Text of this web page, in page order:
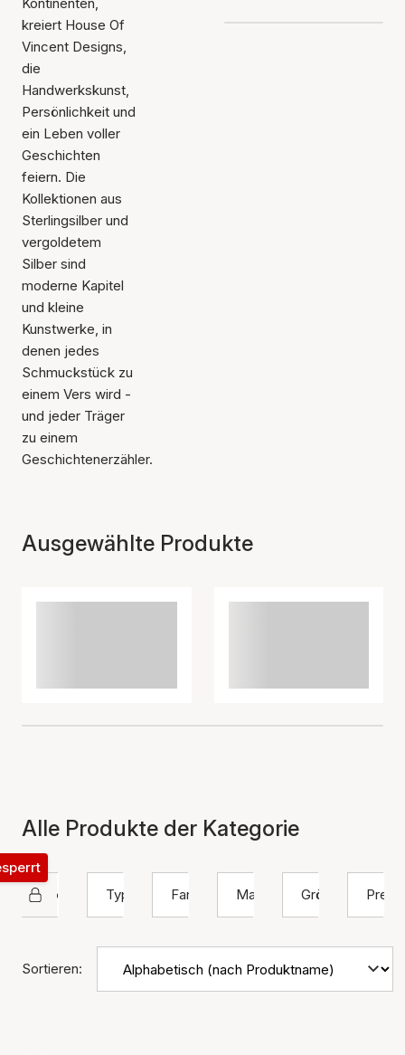
kreiert House Of
Vincent Designs,
die
Handwerkskunst,
Persönlichkeit und
ein Leben voller
Geschichten
feiern. Die
Kollektionen aus
Sterlingsilber und
vergoldetem
Silber sind
moderne Kapitel
und kleine
Kunstwerke, in
denen jedes
Schmuckstück zu
einem Vers wird -
und jeder Träger
zu einem
Geschichtenerzähler.
Ausgewählte Produkte
Alle Produkte der Kategorie
House Of Vincent
Typ
Farbe Material Größe Preis
Sortieren: